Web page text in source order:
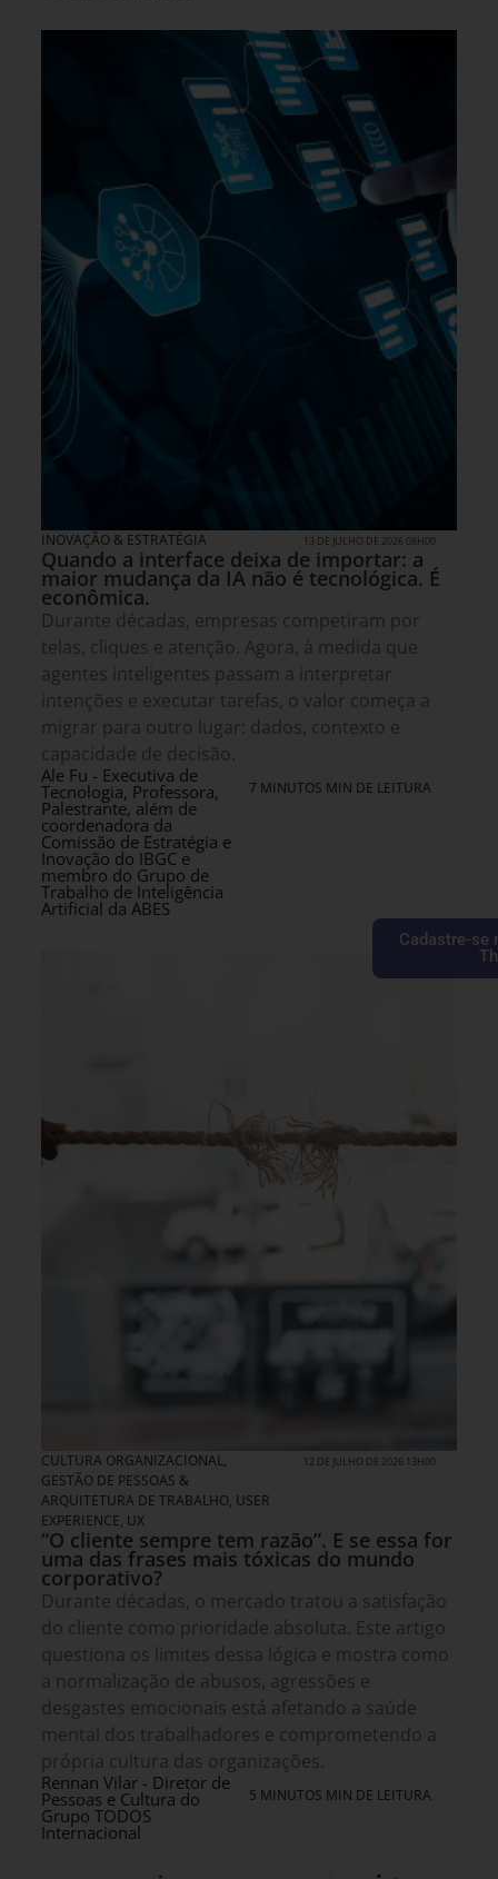
INOVAÇÃO & ESTRATÉGIA 13 DE JULHO DE 2026 08H00
Quando a interface deixa de importar: a
maior mudança da IA não é tecnológica. É
econômica.
Durante décadas, empresas competiram por
telas, cliques e atenção. Agora, à medida que
agentes inteligentes passam a interpretar
intenções e executar tarefas, o valor começa a
migrar para outro lugar: dados, contexto e
capacidade de decisão.
Ale Fu - Executiva de
Tecnologia, Professora,
Palestrante, além de
coordenadora da
Comissão de Estratégia e
Inovação do IBGC e
membro do Grupo de
Trabalho de Inteligência
Artificial da ABES
7 MINUTOS MIN DE LEITURA
CULTURA ORGANIZACIONAL,
GESTÃO DE PESSOAS &
ARQUITETURA DE TRABALHO, USER
EXPERIENCE, UX
12 DE JULHO DE 2026 13H00
“O cliente sempre tem razão”. E se essa for
uma das frases mais tóxicas do mundo
corporativo?
Durante décadas, o mercado tratou a satisfação
do cliente como prioridade absoluta. Este artigo
questiona os limites dessa lógica e mostra como
a normalização de abusos, agressões e
desgastes emocionais está afetando a saúde
mental dos trabalhadores e comprometendo a
própria cultura das organizações.
Rennan Vilar - Diretor de
Pessoas e Cultura do
Grupo TODOS
Internacional
5 MINUTOS MIN DE LEITURA
Cadastre-se